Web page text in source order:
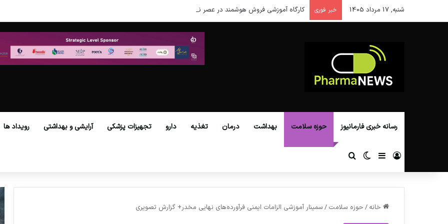
شنبه, 17 مرداد 1405 خبر فوری کارگاه آموزشی فروش هوشمند در عصر نوین
رسانه خبری فارمانیوز حوزه سلامت بهداشت درمان تغذیه دارو تجهیزات پزشکی آرایشی و بهداشتی رویداد ها
ورود سایدبارتغییر پوسته
خانه / حوزه سلامت / سمینار آموزشی الزامات ایمنی فرآورده‌های نهایی مخدر+ گزارش تصویری